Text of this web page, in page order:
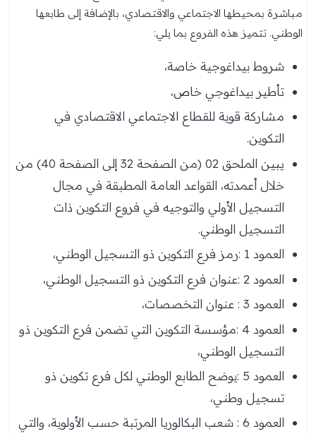
مباشرة بمحيطها الاجتماعي والاقتصادي، بالإضافة إلى طابعها
الوطني. تتميز هذه الفروع بما يلي:
شروط بيداغوجية خاصة،
تأطير بيداغوجي خاص،
مشاركة قوية للقطاع الاجتماعي الاقتصادي في
التكوين.
يبين الملحق 02 (من الصفحة 32 إلى الصفحة 40) من
خلال أعمدته، القواعد العامة المطبقة في مجال
التسجيل الأولي والتوجيه في فروع التكوين ذات
التسجيل الوطني.
العمود 1 :رمز فرع التكوين ذو التسجيل الوطني،
العمود 2 :عنوان فرع التكوين ذو التسجيل الوطني،
العمود 3 : عنوان التخصصات،
العمود 4 :مؤسسة التكوين التي تضمن فرع التكوين ذو
التسجيل الوطني،
العمود 5 :يوضح الطابع الوطني لكل فرع تكوين ذو
تسجيل وطني،
العمود 6 : شعب البكالوريا المرتبة حسب الأولوية، والتي